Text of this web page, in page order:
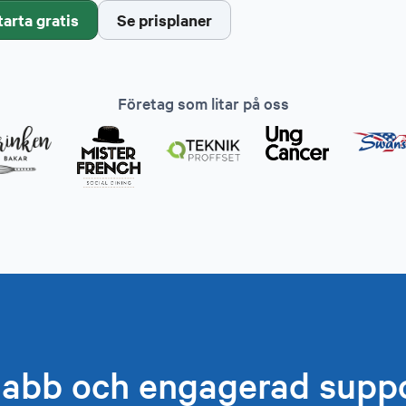
gratis Se prisplaner
Företag som litar på oss
och engagerad